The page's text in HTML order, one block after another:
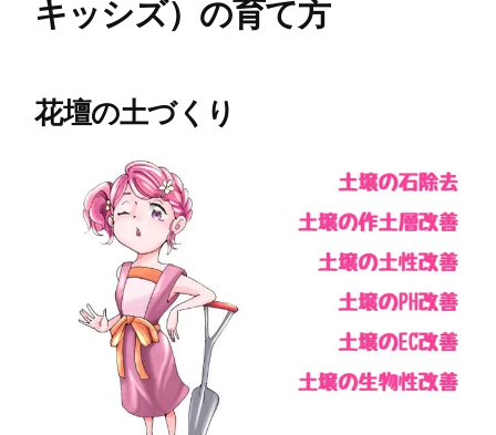
キッシズ）の育て方
花壇の土づくり